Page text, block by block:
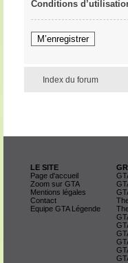
Conditions
M’enregistrer
Index du forum
LE SITE
Page d'accueil
Zoom sur GTA
Mentions légales
Contact
Equipe GTA Légende